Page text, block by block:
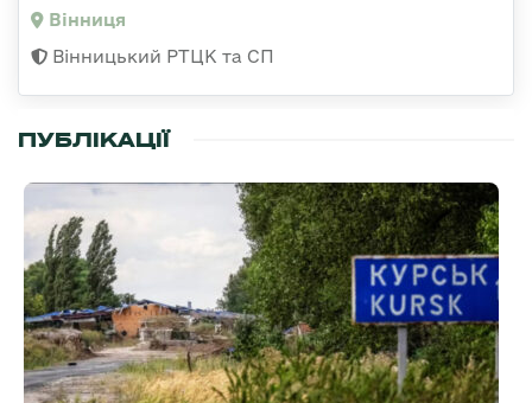
Вінниця
Вінницький РТЦК та СП
ПУБЛІКАЦІЇ